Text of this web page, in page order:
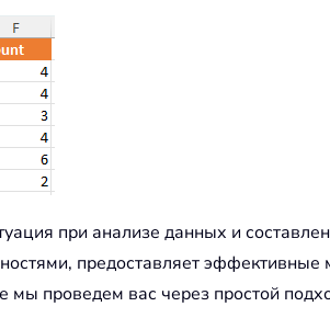
при анализе данных и
предоставляет
мы проведем вас через простой